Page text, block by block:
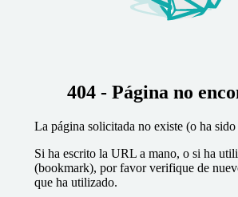
404 - Página no
La página solicitada no existe (o ha sido
Si ha escrito la URL a mano, o si ha
(bookmark), por favor verifique de
que ha utilizado.